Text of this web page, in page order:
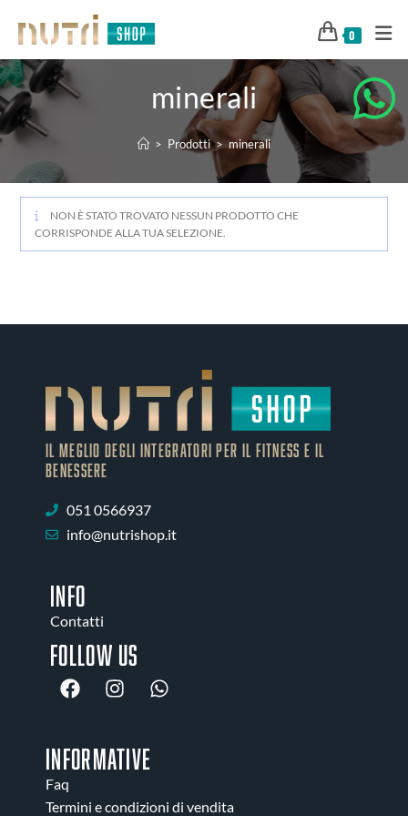
0
minerali
> Prodotti > minerali
NON È STATO TROVATO NESSUN PRODOTTO CHE
CORRISPONDE ALLA TUA SELEZIONE.
IL MEGLIO DEGLI Integratori PER IL FITNESS E IL
BENESSERE
051 0566937
info@nutrishop.it
INFO
Contatti
Follow us
INFORMATIVE
Faq
Termini e condizioni di vendita